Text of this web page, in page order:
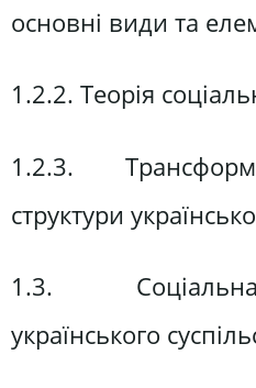
основні види та
1.2.2. Теорія
1.2.3.
структури
1.3.
українського